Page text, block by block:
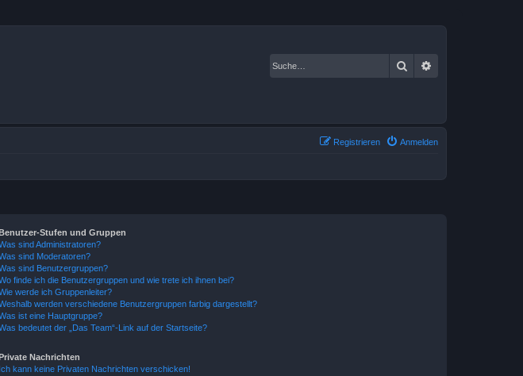
Suche
Anmelden
Registrieren
Stufen und Gruppen
sind Administratoren?
sind Moderatoren?
sind Benutzergruppen?
finde ich die Benutzergruppen und wie trete ich ihnen bei?
werde ich Gruppenleiter?
werden verschiedene Benutzergruppen farbig dargestellt?
ist eine Hauptgruppe?
bedeutet der „Das Team“-Link auf der Startseite?
Nachrichten
Ich kann keine Privaten Nachrichten verschicken!